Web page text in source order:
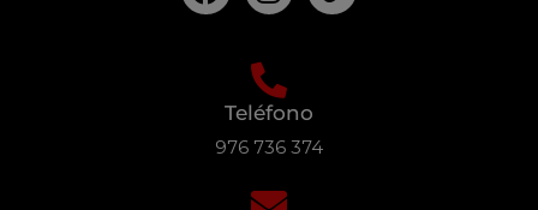
Teléfono
976 736 374